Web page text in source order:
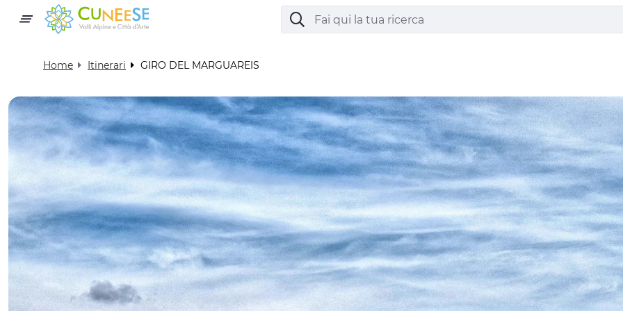
Home Itinerari GIRO DEL MARGUAREIS